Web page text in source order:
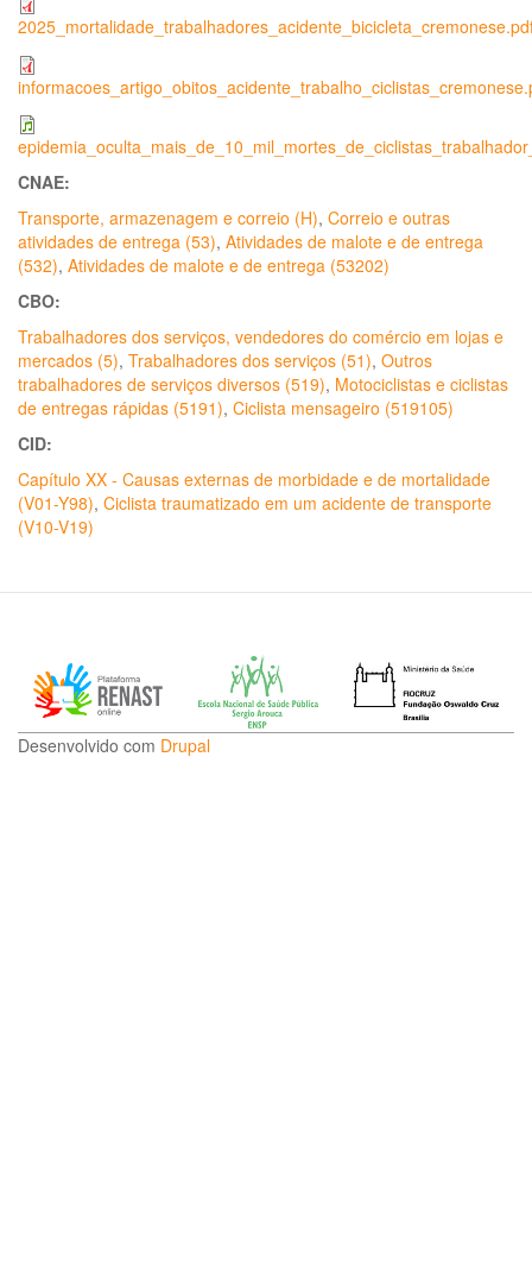
CNAE:
Transporte, armazenagem e correio (H), Correio e outras
atividades de entrega (53), Atividades de malote e de entrega
(532), Atividades de malote e de entrega (53202)
CBO:
Trabalhadores dos serviços, vendedores do comércio em lojas e
mercados (5), Trabalhadores dos serviços (51), Outros
trabalhadores de serviços diversos (519), Motociclistas e ciclistas
de entregas rápidas (5191), Ciclista mensageiro (519105)
CID:
Capítulo XX - Causas externas de morbidade e de mortalidade
(V01-Y98), Ciclista traumatizado em um acidente de transporte
(V10-V19)
Desenvolvido com Drupal